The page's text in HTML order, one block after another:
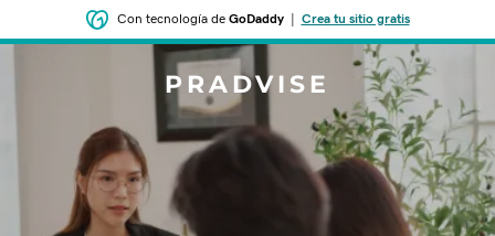
Con tecnología de GoDaddy| Crea tu sitio gratis
PRADVISE